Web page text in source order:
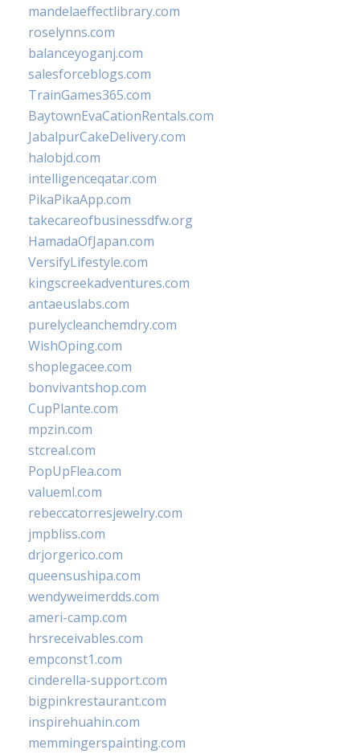
mandelaeffectlibrary.com
roselynns.com
balanceyoganj.com
salesforceblogs.com
TrainGames365.com
BaytownEvaCationRentals.com
JabalpurCakeDelivery.com
halobjd.com
intelligenceqatar.com
PikaPikaApp.com
takecareofbusinessdfw.org
HamadaOfJapan.com
VersifyLifestyle.com
kingscreekadventures.com
antaeuslabs.com
purelycleanchemdry.com
WishOping.com
shoplegacee.com
bonvivantshop.com
CupPlante.com
mpzin.com
stcreal.com
PopUpFlea.com
valueml.com
rebeccatorresjewelry.com
jmpbliss.com
drjorgerico.com
queensushipa.com
wendyweimerdds.com
ameri-camp.com
hrsreceivables.com
empconst1.com
cinderella-support.com
bigpinkrestaurant.com
inspirehuahin.com
memmingerspainting.com